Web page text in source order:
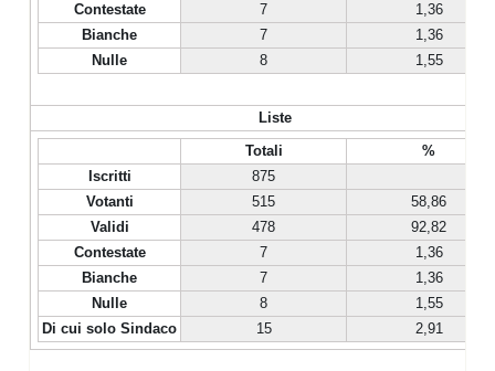
Contestate
7
1,36
Bianche
7
1,36
Nulle
8 1,55
Liste
Totali
%
Iscritti
875
Votanti
515
58,86
Validi
478
92,82
Contestate
7
1,36
Bianche
7
1,36
Nulle
8
1,55
Di cui solo Sindaco
15 2,91